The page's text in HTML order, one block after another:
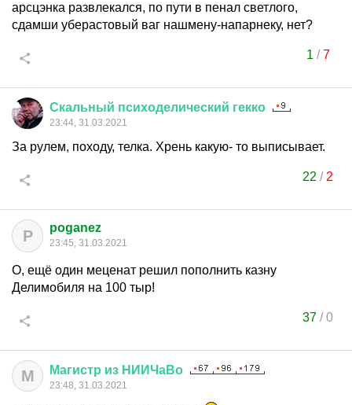
арсцэнка развлекался, по пути в пенал светлого,
сдамши уберастовый ваг нашмену-напарнеку, нет?
1 /7
Скальный психоделический гекко
23:44, 31.03.2021
За рулем, походу, телка. Хрень какую- то выписывает.
22 / 2
P poganez
23:45, 31.03.2021
О, ещё один меценат решил пополнить казну
Делимобиля на 100 тыр!
37 /0
М Магистр из НИИЧаВо
23:48, 31.03.2021